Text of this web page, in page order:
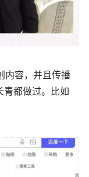
内容，并且传播
青都做过。比如